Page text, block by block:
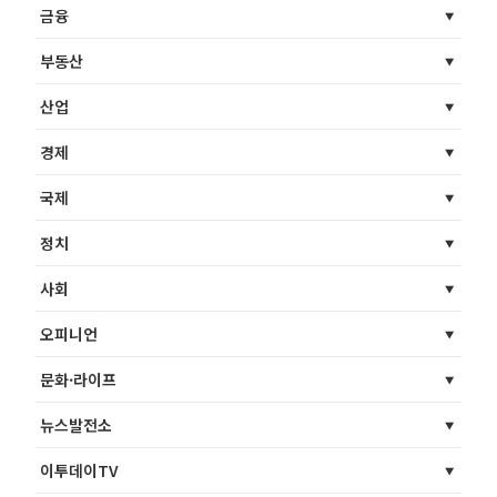
금융
부동산
산업
경제
국제
정치
사회
오피니언
문화·라이프
뉴스발전소
이투데이TV